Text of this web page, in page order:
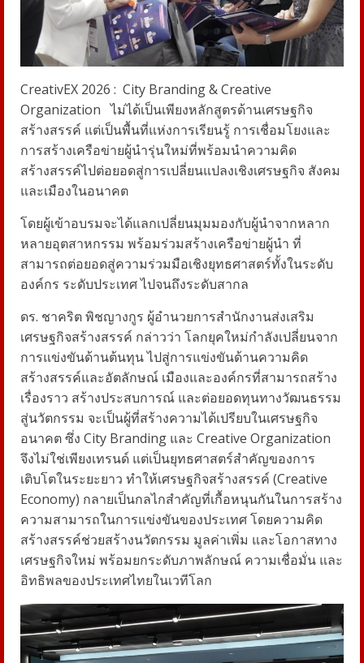
CreativEX 2026 : City Branding & Creative
Organization ไม่ได้เป็นเพียงหลักสูตรด้านเศรษฐกิจ
สร้างสรรค์ แต่เป็นพื้นที่แห่งการเรียนรู้ การเชื่อมโยงและ
การสร้างเครือข่ายผู้นำรุ่นใหม่ที่พร้อมนำความคิด
สร้างสรรค์ไปต่อยอดสู่การเปลี่ยนแปลงเชิงเศรษฐกิจ สังคม
และเมืองในอนาคต
โดยผู้เข้าอบรมจะได้แลกเปลี่ยนมุมมองกับผู้นำจากหลาก
หลายอุตสาหกรรม พร้อมร่วมสร้างเครือข่ายผู้นำ ที่
สามารถต่อยอดสู่ความร่วมมือเชิงยุทธศาสตร์ทั้งในระดับ
องค์กร ระดับประเทศ ไปจนถึงระดับสากล
ดร. ชาคริต พิชญางกูร ผู้อำนวยการสำนักงานส่งเสริม
เศรษฐกิจสร้างสรรค์ กล่าวว่า โลกยุคใหม่กำลังเปลี่ยนจาก
การแข่งขันด้านต้นทุน ไปสู่การแข่งขันด้านความคิด
สร้างสรรค์และอัตลักษณ์ เมืองและองค์กรที่สามารถสร้าง
เรื่องราว สร้างประสบการณ์ และต่อยอดทุนทางวัฒนธรรม
สู่นวัตกรรม จะเป็นผู้ที่สร้างความได้เปรียบในเศรษฐกิจ
อนาคต ซึ่ง City Branding และ Creative Organization
จึงไม่ใช่เพียงเทรนด์ แต่เป็นยุทธศาสตร์สำคัญของการ
เติบโตในระยะยาว ทำให้เศรษฐกิจสร้างสรรค์ (Creative
Economy) กลายเป็นกลไกสำคัญที่เกื้อหนุนกันในการสร้าง
ความสามารถในการแข่งขันของประเทศ โดยความคิด
สร้างสรรค์ช่วยสร้างนวัตกรรม มูลค่าเพิ่ม และโอกาสทาง
เศรษฐกิจใหม่ พร้อมยกระดับภาพลักษณ์ ความเชื่อมั่น และ
อิทธิพลของประเทศไทยในเวทีโลก